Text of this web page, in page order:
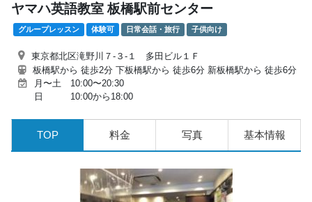
ヤマハ英語教室 板橋駅前センター
グループレッスン 体験可 日常会話・旅行 子供向け
東京都北区滝野川７-３-１ 多田ビル１Ｆ
板橋駅から 徒歩2分 下板橋駅から 徒歩6分 新板橋駅から 徒歩6分
月〜土 10:00〜20:30
日 10:00から18:00
TOP 料金 写真 基本情報